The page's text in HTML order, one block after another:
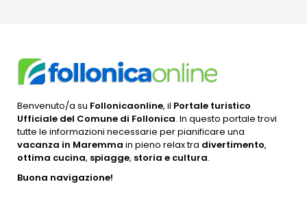
Benvenuto/a su Follonicaonline, il Portale turistico
Ufficiale del Comune di Follonica. In questo portale trovi
tutte le informazioni necessarie per pianificare una
vacanza in Maremma in pieno relax tra divertimento,
ottima cucina, spiagge, storia e cultura.
Buona navigazione!